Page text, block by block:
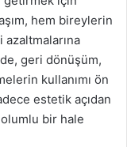
hem bireylerin
geri dönüşüm,
kullanımı ön
estetik açıdan
bir hale